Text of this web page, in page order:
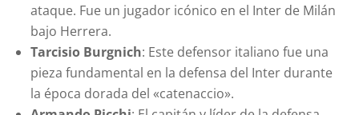
ataque. Fue un jugador icónico en el Inter de Milán
bajo Herrera.
Tarcisio Burgnich: Este defensor italiano fue una
pieza fundamental en la defensa del Inter durante
la época dorada del «catenaccio».